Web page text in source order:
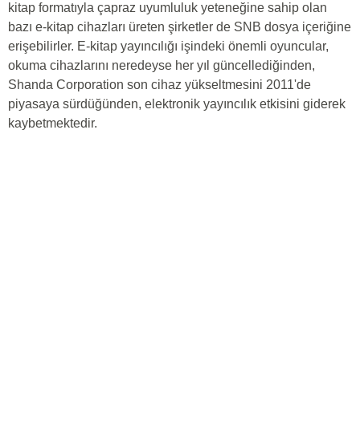
kitap formatıyla çapraz uyumluluk yeteneğine sahip olan
bazı e-kitap cihazları üreten şirketler de SNB dosya içeriğine
erişebilirler. E-kitap yayıncılığı işindeki önemli oyuncular,
okuma cihazlarını neredeyse her yıl güncellediğinden,
Shanda Corporation son cihaz yükseltmesini 2011'de
piyasaya sürdüğünden, elektronik yayıncılık etkisini giderek
kaybetmektedir.